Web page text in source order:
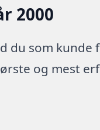
2000
du som kunde
og mest